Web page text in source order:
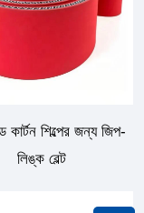
কার্টন শিল্পের জন্য জিপ-
লিঙ্ক বেল্ট